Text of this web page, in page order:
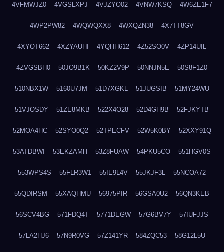
4VFMWJZ0 4VGSLXPJ 4VJZYO02 4VNW7KSQ 4W6ZE1F7
4WP2PW82 4WQWQXX8 4WXQZN38 4X7TT8GV
4XYOT662 4XZYAUHI 4YQHH612 4Z52SO0V 4ZP14UIL
4ZVGSBH0 50JO9B1K 50KZ2V9P 50NNJN5E 50S8F1Z0
510NBX1W 5160U7JM 51D7XGKL 51JUGSIB 51MY24WU
51VJOSDY 51ZE8MKB 522X4O28 52D4GH9B 52FJKYTB
52MOA4HC 52SYO0Q2 52TPECFV 52W5K0BY 52XXY91Q
53ATDBWI 53EKZAMH 53Z8FUAW 54PKU5CO 551HGV0S
553WPS4S 55FLR3W1 55IE9L4V 55JKJF3L 55NCOA72
55QDIRSM 55XAQHMU 56975PIR 56GSA0U2 56QN3KEB
56SCV4BG 571FDQ4T 5771DEGW 57G6BV7Y 57IUFJJS
57LA2HJ6 57N9R0VG 57Z141YR 584ZQC53 58G12L5U